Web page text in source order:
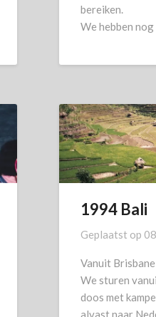
bereiken.
We hebben
1994 Bali
Geplaatst op
Vanuit
We sturen
doos met
alvast naar